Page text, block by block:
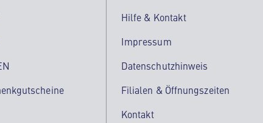
Hilfe & Kontakt
Impressum
Datenschutzhinweis
Filialen & Öffnungszeiten
Kontakt